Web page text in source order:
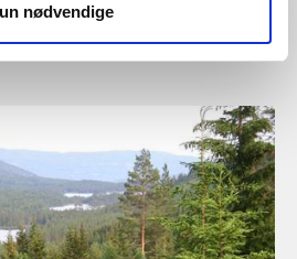
nødvendige